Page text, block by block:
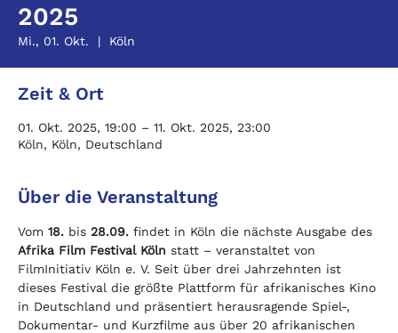
2025
Mi., 01. Okt.
  |
Köln
Zeit & Ort
01. Okt. 2025, 19:00 – 11. Okt. 2025, 23:00
Köln, Köln, Deutschland
Über die Veranstaltung
Vom 18. bis 28.09. findet in Köln die nächste Ausgabe des
Afrika Film Festival Köln statt – veranstaltet von
FilmInitiativ Köln e. V. Seit über drei Jahrzehnten ist
dieses Festival die größte Plattform für afrikanisches Kino
in Deutschland und präsentiert herausragende Spiel-,
Dokumentar- und Kurzfilme aus über 20 afrikanischen